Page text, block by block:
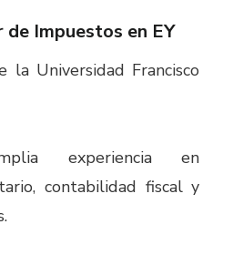
Impuestos en EY​
la Universidad Francisco
experiencia en
contabilidad fiscal y